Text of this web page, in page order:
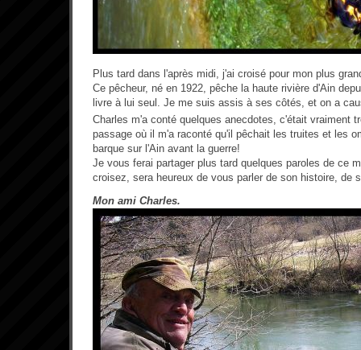
Plus tard dans l'après midi, j'ai croisé pour mon plus
Ce pêcheur, né en 1922, pêche la haute rivière d'Ain
livre à lui seul. Je me suis assis à ses côtés, et on a
Charles m'a conté quelques anecdotes, c'était vraiment
passage où il m'a raconté qu'il pêchait les truites et les
barque sur l'Ain avant la guerre!
Je vous ferai partager plus tard quelques paroles de ce
croisez, sera heureux de vous parler de son histoire, de
Mon ami Charles.